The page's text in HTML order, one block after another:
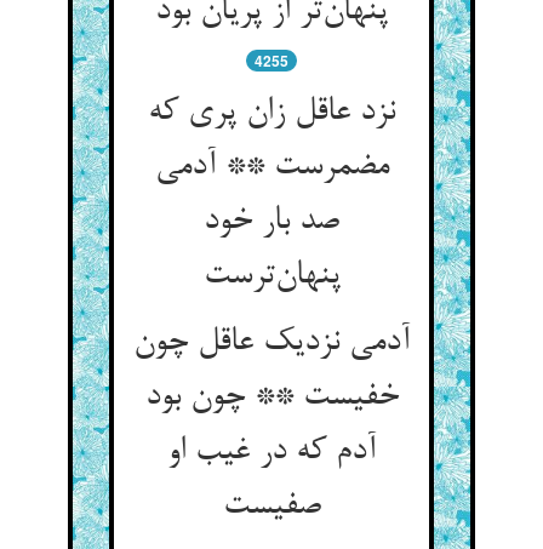
پنهان‌تر از پریان بود
4255
نزد عاقل زان پری که
مضمرست ** آدمی
صد بار خود
پنهان‌ترست
آدمی نزدیک عاقل چون
خفیست ** چون بود
آدم که در غیب او
صفیست